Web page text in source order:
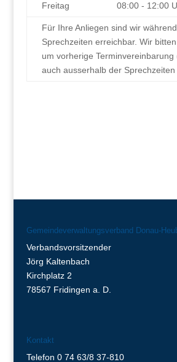
Freitag 08:00 - 12:00
Für Ihre Anliegen sind wir
Sprechzeiten erreichbar. Wir
um vorherige Terminvereinbarung
auch ausserhalb der Sprechzeiten
Gemeindeverwaltungsverband Donau-
Verbandsvorsitzender
Jörg Kaltenbach
Kirchplatz 2
78567 Fridingen a. D.
Kontakt
Telefon 0 74 63/8 37-810